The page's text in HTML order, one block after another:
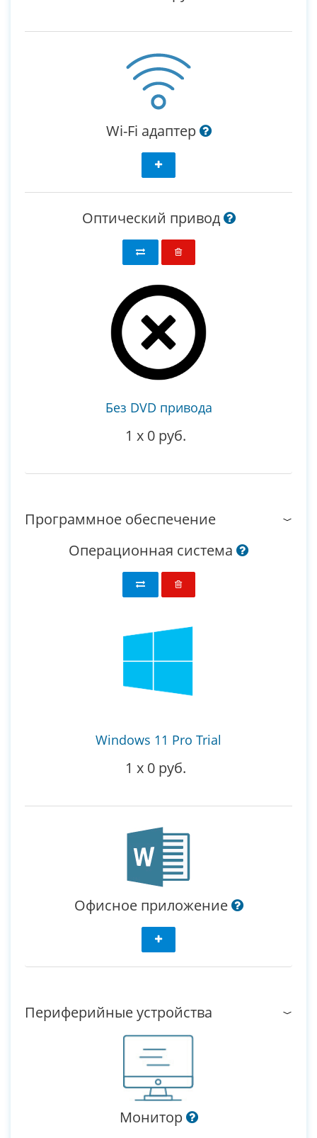
Wi-Fi адаптер
Оптический привод
Без DVD привода
1 x 0 руб.
Программное обеспечение
Операционная система
Windows 11 Pro Trial
1 x 0 руб.
Офисное приложение
Периферийные устройства
Монитор